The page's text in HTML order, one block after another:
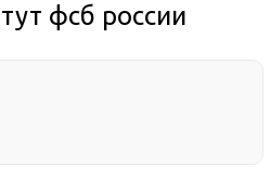
фсб россии